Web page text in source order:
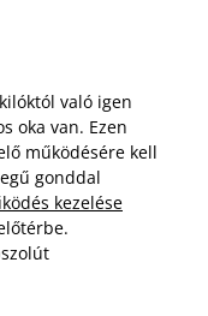
való igen
oka van. Ezen
működésére kell
gonddal
kezelése